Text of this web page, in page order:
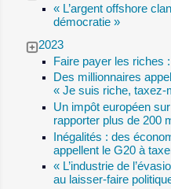
« L’argent offshore
démocratie »
2023
Faire payer les riches
Des millionnaires
« Je suis riche, taxez-
Un impôt européen
rapporter plus de 200
Inégalités : des
appellent le G20 à
« L’industrie de
au laisser-faire